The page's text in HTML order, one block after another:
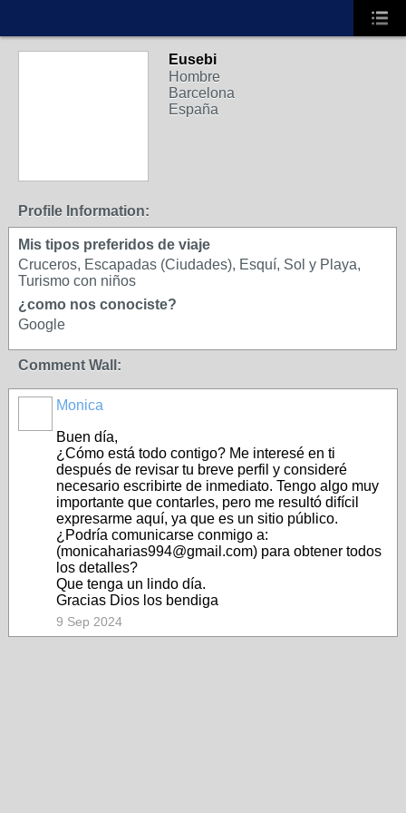
Eusebi
Hombre
Barcelona
España
Profile Information:
Mis tipos preferidos de viaje
Cruceros, Escapadas (Ciudades), Esquí, Sol y Playa,
Turismo con niños
¿como nos conociste?
Google
Comment Wall:
Monica
Buen día,
¿Cómo está todo contigo? Me interesé en ti
después de revisar tu breve perfil y consideré
necesario escribirte de inmediato. Tengo algo muy
importante que contarles, pero me resultó difícil
expresarme aquí, ya que es un sitio público.
¿Podría comunicarse conmigo a:
(monicaharias994@gmail.com) para obtener todos
los detalles?
Que tenga un lindo día.
Gracias Dios los bendiga
9 Sep 2024